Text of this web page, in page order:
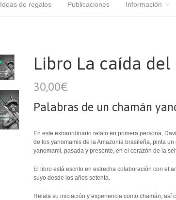
Ideas de regalos Publicaciones Información
Libro La caída
30,00€
Palabras de un chamán
En este extraordinario relato en primera persona,
de los yanomamis de la Amazonia brasileña, pinta
yanomami, pasada y presente, en el corazón de la
El libro está escrito en estrecha colaboración con el
suyo desde los años setenta.
Relata su iniciación y experiencia como chamán, así